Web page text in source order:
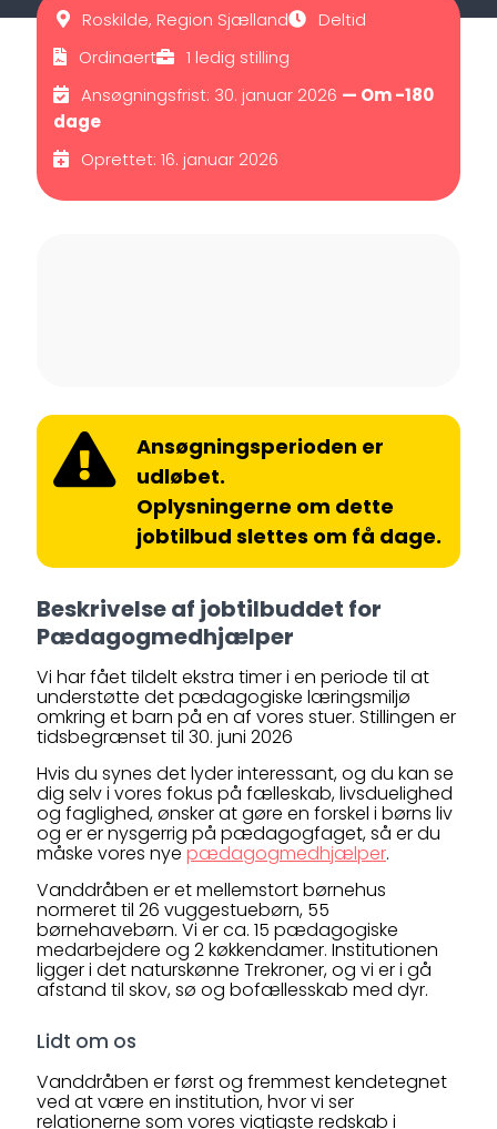
Roskilde, Region Sjælland
Deltid
Ordinaert
1 ledig stilling
Ansøgningsfrist: 30. januar 2026 — Om -180
dage
Oprettet: 16. januar 2026
Ansøgningsperioden er
udløbet.
Oplysningerne om dette
jobtilbud slettes om få dage.
Beskrivelse af jobtilbuddet for
Pædagogmedhjælper
Vi har fået tildelt ekstra timer i en periode til at
understøtte det pædagogiske læringsmiljø
omkring et barn på en af vores stuer. Stillingen er
tidsbegrænset til 30. juni 2026
Hvis du synes det lyder interessant, og du kan se
dig selv i vores fokus på fælleskab, livsduelighed
og faglighed, ønsker at gøre en forskel i børns liv
og er er nysgerrig på pædagogfaget, så er du
måske vores nye pædagogmedhjælper.
Vanddråben er et mellemstort børnehus
normeret til 26 vuggestuebørn, 55
børnehavebørn. Vi er ca. 15 pædagogiske
medarbejdere og 2 køkkendamer. Institutionen
ligger i det naturskønne Trekroner, og vi er i gå
afstand til skov, sø og bofællesskab med dyr.
Lidt om os
Vanddråben er først og fremmest kendetegnet
ved at være en institution, hvor vi ser
relationerne som vores vigtigste redskab i